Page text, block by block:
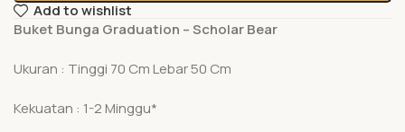
Add to wishlist
Buket Bunga Graduation – Scholar Bear
Ukuran : Tinggi 70 Cm Lebar 50 Cm
Kekuatan : 1-2 Minggu*